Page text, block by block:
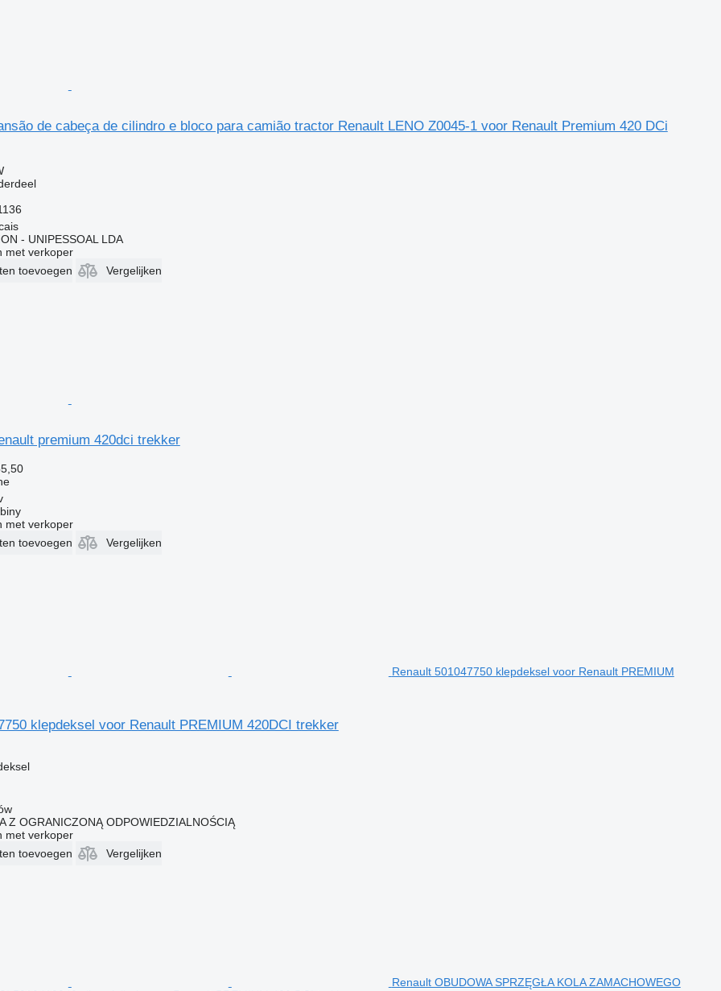
de cabeça de cilindro e bloco para camião tractor Renault LENO Z0045-1 voor Renault Premium 420 DCi
- UNIPESSOAL LDA
met verkoper
toevoegen
Vergelijken
premium 420dci trekker
met verkoper
toevoegen
Vergelijken
Renault 501047750 klepdeksel voor Renault PREMIUM
klepdeksel voor Renault PREMIUM 420DCI trekker
Z OGRANICZONĄ ODPOWIEDZIALNOŚCIĄ
met verkoper
toevoegen
Vergelijken
Renault OBUDOWA SPRZĘGŁA KOLA ZAMACHOWEGO